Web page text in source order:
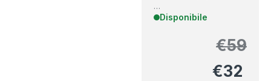
…
Disponibile
€59
€32